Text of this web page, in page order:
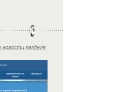
новости раздела